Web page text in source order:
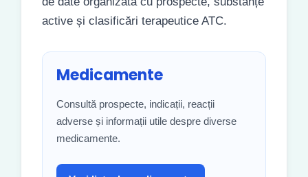
active și clasificări terapeutice ATC.
Medicamente
Consultă prospecte, indicații, reacții
adverse și informații utile despre diverse
medicamente.